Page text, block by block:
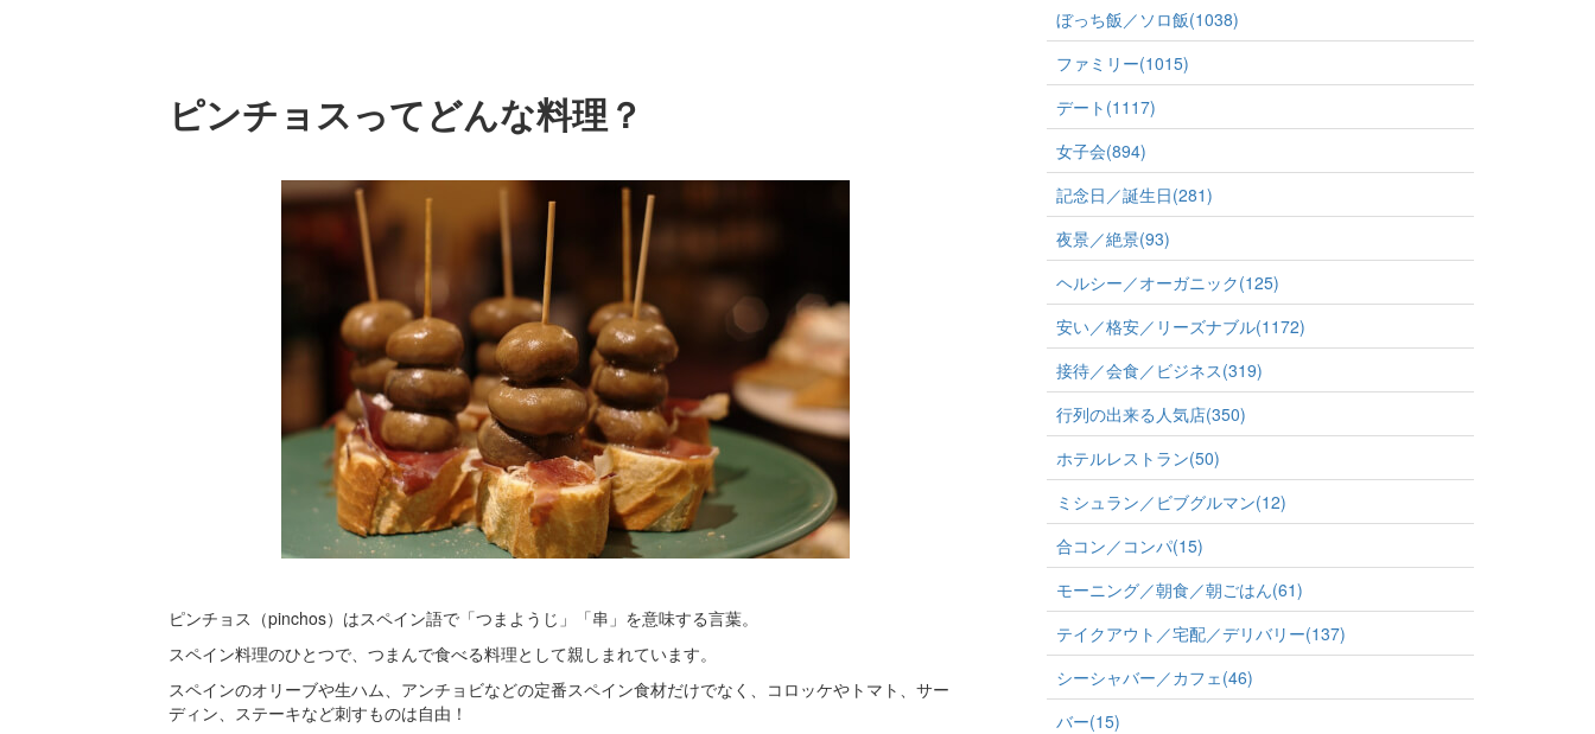
ピンチョスってどんな料理？
ピンチョス（pinchos）はスペイン語で「つまようじ」「串」を意味する言葉。
スペイン料理のひとつで、つまんで食べる料理として親しまれています。
スペインのオリーブや生ハム、アンチョビなどの定番スペイン食材だけでなく、コロッケやトマト、サー
ディン、ステーキなど刺すものは自由！
ぼっち飯／ソロ飯(1038)
ファミリー(1015)
デート(1117)
女子会(894)
記念日／誕生日(281)
夜景／絶景(93)
ヘルシー／オーガニック(125)
安い／格安／リーズナブル(1172)
接待／会食／ビジネス(319)
行列の出来る人気店(350)
ホテルレストラン(50)
ミシュラン／ビブグルマン(12)
合コン／コンパ(15)
モーニング／朝食／朝ごはん(61)
テイクアウト／宅配／デリバリー(137)
シーシャバー／カフェ(46)
バー(15)